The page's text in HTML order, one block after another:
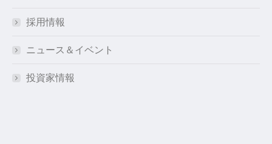
採用情報
ニュース＆イベント
投資家情報